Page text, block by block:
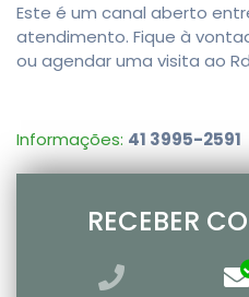
Este é um canal aberto
atendimento. Fique à
ou agendar uma visita ao
Informações: 41 3995-2591
RECEBER